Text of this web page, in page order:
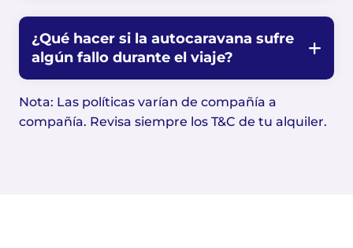
¿Qué hacer si la autocaravana sufre
algún fallo durante el viaje?
Nota: Las políticas varían de compañía a
compañía. Revisa siempre los T&C de tu alquiler.